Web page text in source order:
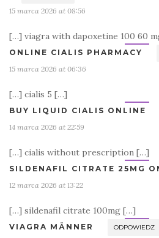
15 marca 2026 at 08:56
[…] viagra with dapoxetine 100 60
ONLINE CIALIS PHARMACY
15 marca 2026 at 06:36
[…] cialis 5 […]
BUY LIQUID CIALIS ONLINE
14 marca 2026 at 22:59
[…] cialis without prescription […]
SILDENAFIL CITRATE 25MG
12 marca 2026 at 13:22
[…] sildenafil citrate 100mg […]
VIAGRA MÄNNER ODPOWIEDZ